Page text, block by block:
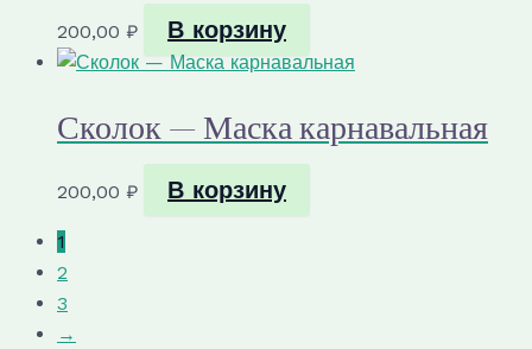
200,00 ₽ В корзину
Сколок — Маска карнавальная
200,00 ₽ В корзину
1
2
3
→